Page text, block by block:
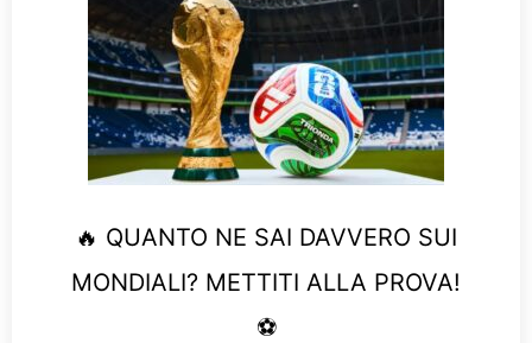
🔥 QUANTO NE SAI DAVVERO SUI
MONDIALI? METTITI ALLA PROVA!
⚽